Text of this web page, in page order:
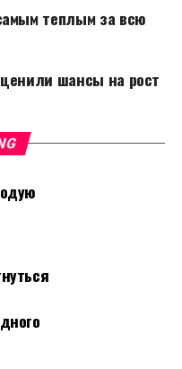
нас быть
когда мы имеем
предметами,
выполняем
с риском –
Но всё же
явление.
страдания,
иммунную системы,
«С болью
врач,
Елена Малышева
теплым за всю
шансы на рост